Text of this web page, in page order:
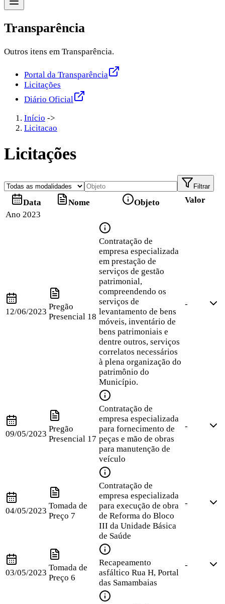
Transparência
Outros itens em Transparência.
Portal da Transparência
Licitações
Diário Oficial
Início ->
Licitacao
Licitações
Filtrar
Data Nome Objeto
Valor
Ano 2023
12/06/2023
Pregão
Presencial 18
Contratação de
empresa especializada
em prestação de
serviços de gestão
patrimonial,
compreendendo os
serviços de
levantamento de bens
móveis, inventário de
bens patrimoniais e
dentre outros, serviços
correlatos necessários
à plena organização do
patrimônio do
Município.
-
09/05/2023
Pregão
Presencial 17
Contratação de
empresa especializada
para fornecimento de
peças e mão de obras
para manutenção de
veículo
-
04/05/2023
Tomada de
Preço 7
Contratação de
empresa especializada
para execução de obra
de Reforma do Bloco
III da Unidade Básica
de Saúde
-
03/05/2023
Tomada de
Preço 6
Recapeamento
asfáltico Rua H, Portal
das Samambaias
-